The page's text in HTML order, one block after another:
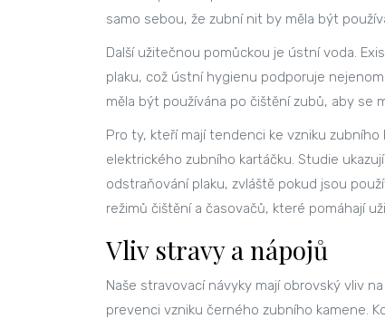
samo sebou, že zubní nit by měla být
Další užitečnou pomůckou je ústní voda.
plaku, což ústní hygienu podporuje
měla být používána po čištění zubů, aby se
Pro ty, kteří mají tendenci ke vzniku
elektrického zubního kartáčku. Studie
odstraňování plaku, zvláště pokud jsou
režimů čištění a časovačů, které pomáhají
Vliv stravy a nápojů
Naše stravovací návyky mají obrovský vliv
prevenci vzniku černého zubního kamene.